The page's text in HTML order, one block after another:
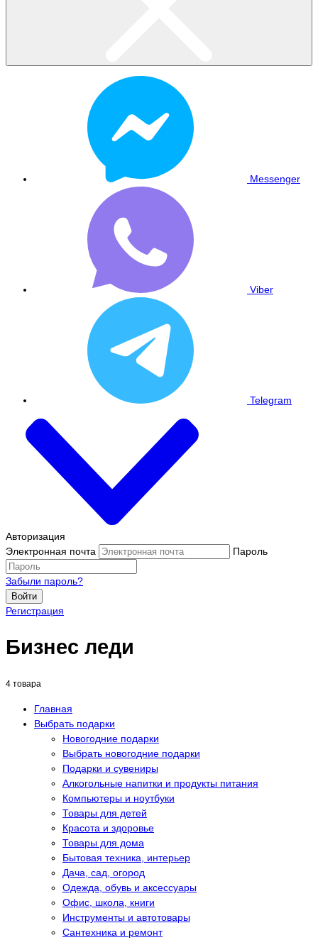
Messenger
Viber
Telegram
Авторизация
Электронная почта
Пароль
Забыли пароль?
Войти
Регистрация
Бизнес леди
4 товара
Главная
Выбрать подарки
Новогодние подарки
Выбрать новогодние подарки
Подарки и сувениры
Алкогольные напитки и продукты питания
Компьютеры и ноутбуки
Товары для детей
Красота и здоровье
Товары для дома
Бытовая техника, интерьер
Дача, сад, огород
Одежда, обувь и аксессуары
Офис, школа, книги
Инструменты и автотовары
Сантехника и ремонт